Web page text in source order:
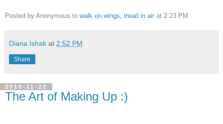
Posted by Anonymous to walk on wings, tread in air at 2:23 PM
Diana Ishak at 2:52 PM
Share
2010-11-22
The Art of Making Up :)